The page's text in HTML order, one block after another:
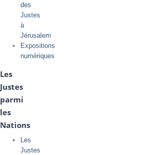
des
Justes
à
Jérusalem
Expositions
numériques
Les
Justes
parmi
les
Nations
Les
Justes